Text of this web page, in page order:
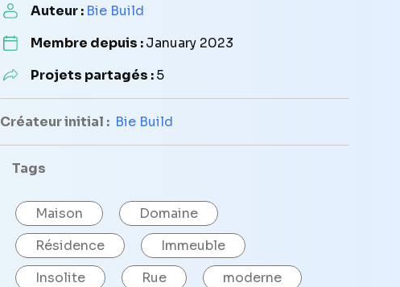
Auteur : Bie Build
Membre depuis :January 2023
Projets partagés :5
Créateur initial : Bie Build
Tags
Maison
Domaine
Résidence
Immeuble
Insolite
Rue
moderne